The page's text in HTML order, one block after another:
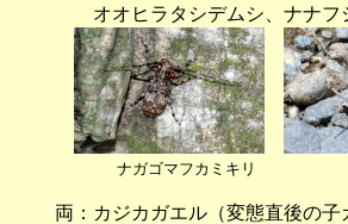
オオヒラタシデムシ、ナ
ナガゴマフカミ
両：カジカガエル（変態直後の